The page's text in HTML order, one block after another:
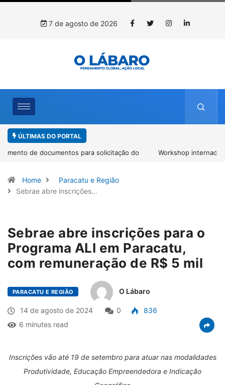
7 de agosto de 2026
ÚLTIMAS DO PORTAL
Workshop internacional debate futuro da piscicultura com
Home
Paracatu e Região
Sebrae abre inscrições…
Sebrae abre inscrições para o
Programa ALI em Paracatu,
com remuneração de R$ 5 mil
PARACATU E REGIÃO O Lábaro
14 de agosto de 2024 0
836
6 minutes read
Inscrições vão até 19 de setembro para atuar nas modalidades
Produtividade, Educação Empreendedora e Indicação